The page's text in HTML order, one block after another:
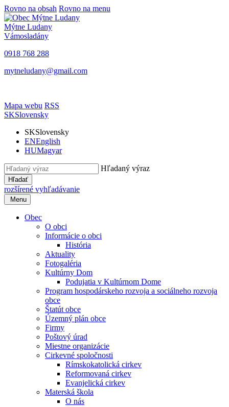
Rovno na obsah Rovno na menu
Mýtne Ludany
Vámosladány
0918 768 288
mytneludany@gmail.com
Mapa webu RSS
SKSlovensky
SKSlovensky
ENEnglish
HUMagyar
Hľadaný výraz
Hľadať
rozšírené vyhľadávanie
Menu
Obec
O obci
Informácie o obci
História
Aktuality
Fotogaléria
Kultúrny Dom
Podujatia v Kultúrnom Dome
Program hospodárskeho rozvoja a sociálneho rozvoja
obce
Štatút obce
Územný plán obce
Firmy
Poštový úrad
Miestne organizácie
Cirkevné spoločnosti
Rímskokatolická cirkev
Reformovaná cirkev
Evanjelická cirkev
Materská škola
O nás